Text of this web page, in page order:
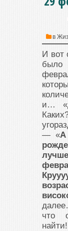
в
И вот
и…
— «А
что